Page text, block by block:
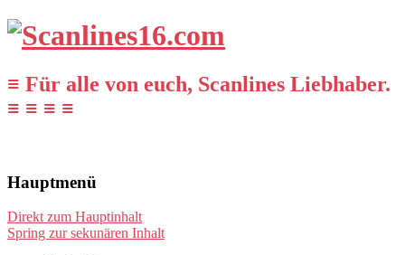
≡ Für alle von euch, Scanlines Liebhaber.
≡ ≡ ≡ ≡
Hauptmenü
Direkt zum Hauptinhalt
Spring zur sekunären Inhalt